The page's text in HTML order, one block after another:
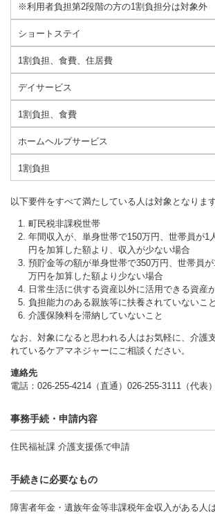
※利用者負担第2段階の方の1割負担分は対象外
ショートステイ
1割負担、食費、住居費
デイサービス
1割負担、食費
ホームヘルプサービス
1割負担
以下要件をすべて満たしている人は対象となります
町民税非課税世帯
年間収入が、単身世帯で150万円、世帯員が1
円を加算した額より、収入が少ない場合
預貯金等の額が単身世帯で350万円、世帯員
万円を加算した額より少ない場合
日常生活に供する資産以外に活用できる資産
負担能力のある親族等に扶養されていないこと
介護保険料を滞納していないこと
なお、対象になると思われる人はお気軽に、介護
れているケアマネジャーにご相談ください。
連絡先
電話：026-255-4214（直通）026-255-3111（代表）
事務手続・申請内容
住民福祉課 介護支援係で申請
手続きに必要なもの
障害者年金・遺族年金等非課税年金収入がある人